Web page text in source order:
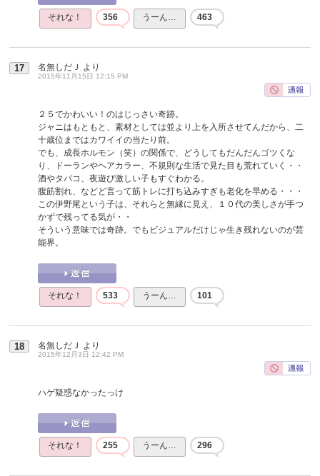
それな！ 356 うーん… 463
17 名無しだＪ より
2015年11月15日 12:15 PM
２５でかわいい！のはじっさい奇跡。
ジャニはもともと、素材としては並より上を入所させてんだから、二
十歳位まではカワイイの当たり前。
でも、成長ホルモン（笑）の関係で、どうしてもだんだんゴツくな
り、ドーランやヘアカラー、不規則な生活で見た目も荒れていく・・
酒やタバコ、夜遊び激しい子もすぐわかる。
腹筋割れ、などど言って筋トレに打ち込みすぎも老化を早める・・・
この伊野尾という子は、それらと無縁に見え、１０代の美しさが手つ
かずで残ってる気が・・
そういう意味では奇跡。でもビジュアルだけじゃ生き残れないのが芸
能界。
それな！ 533 うーん… 101
18 名無しだＪ より
2015年12月3日 12:42 PM
ハゲ疑惑なかったっけ
それな！ 255 うーん… 296